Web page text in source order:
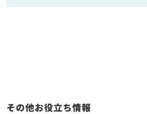
フリーワード入力(製品名等)
その他お役立ち情報